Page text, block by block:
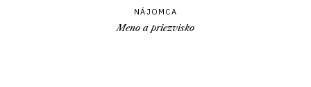
NÁJOMCA
Meno a priezvisko